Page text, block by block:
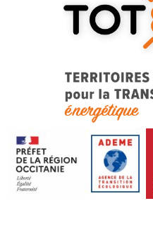
TOTEn
d’Occitanie